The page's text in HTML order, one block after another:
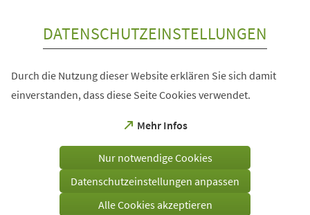
DATENSCHUTZEINSTELLUNGEN
Durch die Nutzung dieser Website erklären Sie sich damit
einverstanden, dass diese Seite Cookies verwendet.
Mehr Infos
(Öffnet
einem
Tab)
Nur notwendige Cookies
Datenschutzeinstellungen anpassen
Alle Cookies akzeptieren